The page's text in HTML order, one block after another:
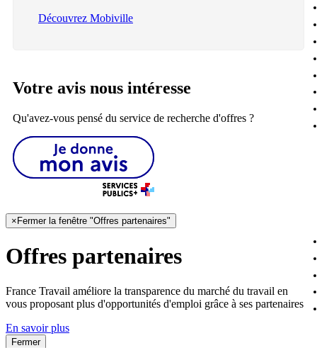
Découvrez Mobiville
Votre avis nous intéresse
Qu'avez-vous pensé du service de recherche d'offres ?
× Fermer la fenêtre "Offres partenaires"
Offres partenaires
France Travail améliore la transparence du marché du travail en
vous proposant plus d'opportunités d'emploi grâce à ses partenaires
En savoir plus
Fermer